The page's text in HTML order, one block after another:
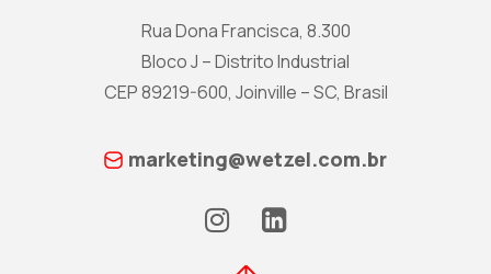
Rua Dona Francisca, 8.300
Bloco J – Distrito Industrial
CEP 89219-600, Joinville – SC, Brasil
marketing@wetzel.com.br